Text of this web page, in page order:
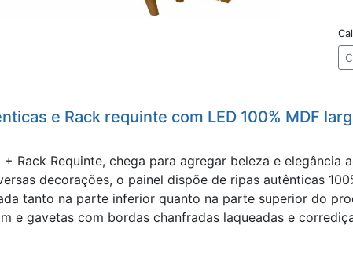
e Rack requinte com LED 100% MDF
Rack Requinte, chega para agregar beleza e elegância
decorações, o painel dispõe de ripas autênticas
tanto na parte inferior quanto na parte superior do
e gavetas com bordas chanfradas laqueadas e